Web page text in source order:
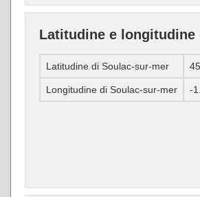
Latitudine e longitudine
Latitudine di Soulac-sur-mer
Longitudine di Soulac-sur-mer -